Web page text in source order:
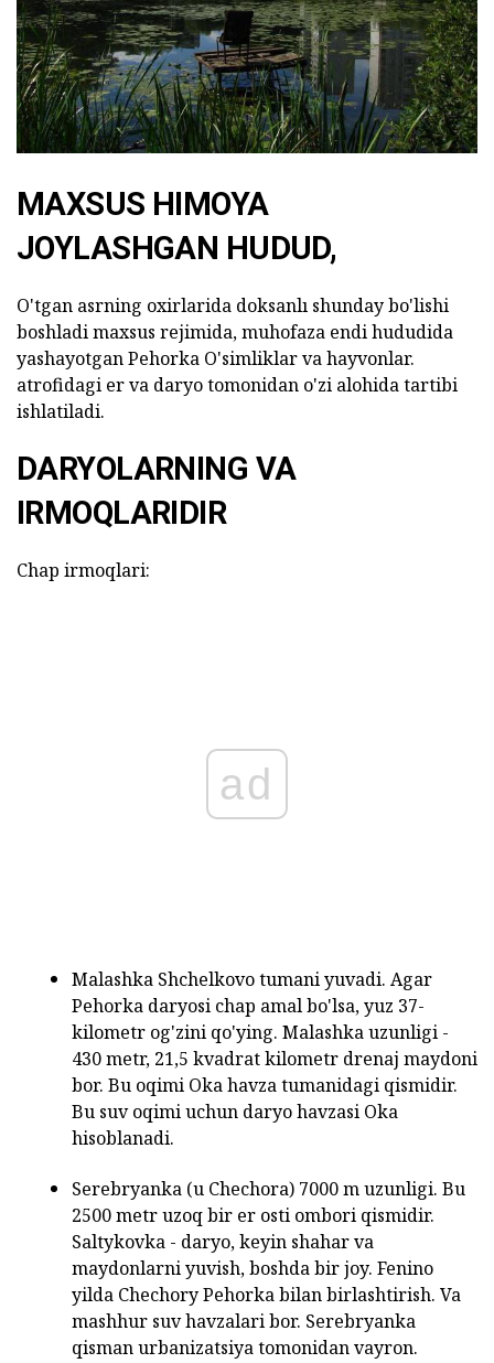
MAXSUS HIMOYA
JOYLASHGAN HUDUD,
O'tgan asrning oxirlarida doksanlı shunday bo'lishi
boshladi maxsus rejimida, muhofaza endi hududida
yashayotgan Pehorka O'simliklar va hayvonlar.
atrofidagi er va daryo tomonidan o'zi alohida tartibi
ishlatiladi.
DARYOLARNING VA
IRMOQLARIDIR
Chap irmoqlari:
ad
Malashka Shchelkovo tumani yuvadi. Agar
Pehorka daryosi chap amal bo'lsa, yuz 37-
kilometr og'zini qo'ying. Malashka uzunligi -
430 metr, 21,5 kvadrat kilometr drenaj maydoni
bor. Bu oqimi Oka havza tumanidagi qismidir.
Bu suv oqimi uchun daryo havzasi Oka
hisoblanadi.
Serebryanka (u Chechora) 7000 m uzunligi. Bu
2500 metr uzoq bir er osti ombori qismidir.
Saltykovka - daryo, keyin shahar va
maydonlarni yuvish, boshda bir joy. Fenino
yilda Chechory Pehorka bilan birlashtirish. Va
mashhur suv havzalari bor. Serebryanka
qisman urbanizatsiya tomonidan vayron.